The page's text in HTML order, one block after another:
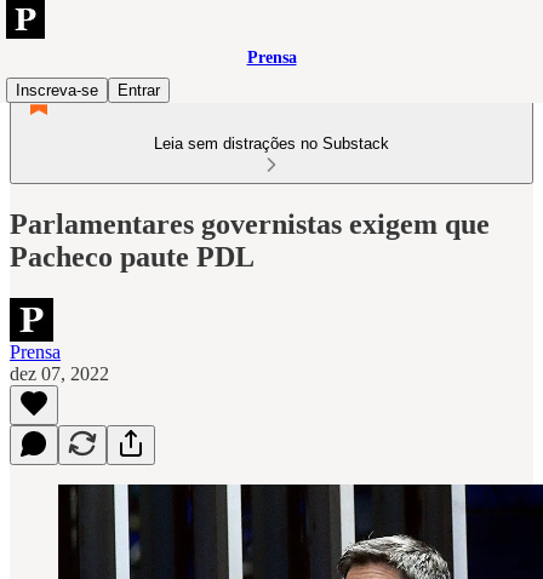
Prensa
Inscreva-se
Entrar
Leia sem distrações no Substack
Parlamentares governistas exigem que
Pacheco paute PDL
Prensa
dez 07, 2022